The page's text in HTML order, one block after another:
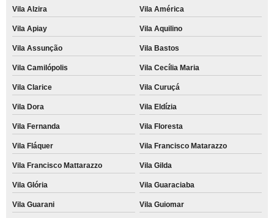
Vila Alzira Vila América
Vila Apiay Vila Aquilino
Vila Assunção Vila Bastos
Vila Camilópolis Vila Cecília Maria
Vila Clarice Vila Curuçá
Vila Dora Vila Eldízia
Vila Fernanda Vila Floresta
Vila Fláquer Vila Francisco Matarazzo
Vila Francisco Mattarazzo Vila Gilda
Vila Glória Vila Guaraciaba
Vila Guarani Vila Guiomar